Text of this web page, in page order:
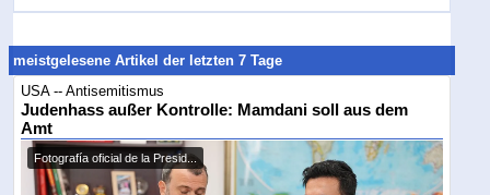
meistgelesene Artikel der letzten 7 Tage
USA -- Antisemitismus
Judenhass außer Kontrolle: Mamdani soll aus dem
Amt
Fotografía oficial de la Presid...